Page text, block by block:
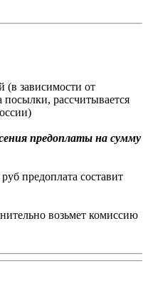
(в зависимости от
рассчитывается
предоплаты на сумму
предоплата составит
возьмет комиссию